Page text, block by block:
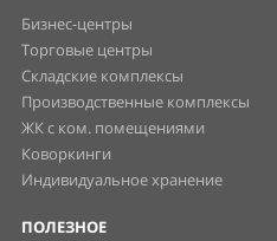
Бизнес-центры
Торговые центры
Складские комплексы
Производственные комплексы
ЖК с ком. помещениями
Коворкинги
Индивидуальное хранение
ПОЛЕЗНОЕ